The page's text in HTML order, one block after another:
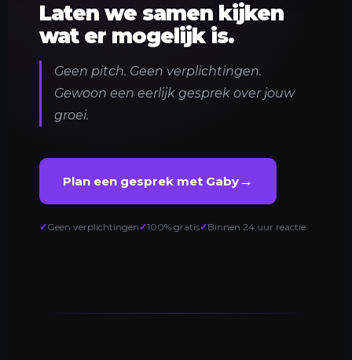
Laten we samen kijken
wat er mogelijk is.
Geen pitch. Geen verplichtingen.
Gewoon een eerlijk gesprek over jouw
groei.
Plan een gesprek met Gaby→
Geen verplichtingen 100% gratis Binnen 24 uur reactie